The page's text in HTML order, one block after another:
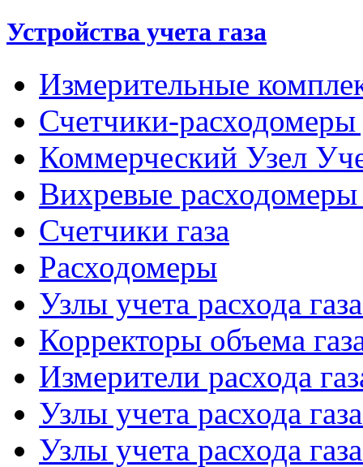
Устройства учета газа
Измерительные
Счетчики-расходомеры
Коммерческий Узел
Вихревые расходомеры
Счетчики газа
Расходомеры
Узлы учета расхода
Корректоры объема
Измерители расхода
Узлы учета расхода
Узлы учета расхода